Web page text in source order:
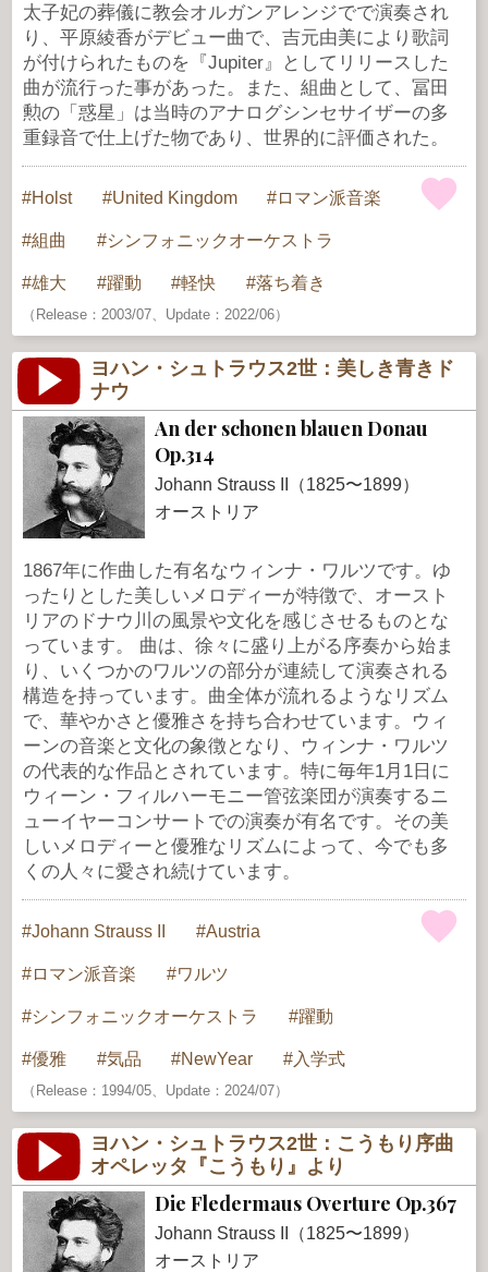
太子妃の葬儀に教会オルガンアレンジでで演奏され
り、平原綾香がデビュー曲で、吉元由美により歌詞
が付けられたものを『Jupiter』としてリリースした
曲が流行った事があった。また、組曲として、冨田
勲の「惑星」は当時のアナログシンセサイザーの多
重録音で仕上げた物であり、世界的に評価された。
Holst United Kingdom ロマン派音楽
組曲 シンフォニックオーケストラ
雄大 躍動 軽快 落ち着き
（Release：2003/07、Update：2022/06）
ヨハン・シュトラウス2世：美しき青きド
ナウ
An der schonen blauen Donau
Op.314
Johann Strauss II（1825〜1899）
オーストリア
1867年に作曲した有名なウィンナ・ワルツです。ゆ
ったりとした美しいメロディーが特徴で、オースト
リアのドナウ川の風景や文化を感じさせるものとな
っています。 曲は、徐々に盛り上がる序奏から始ま
り、いくつかのワルツの部分が連続して演奏される
構造を持っています。曲全体が流れるようなリズム
で、華やかさと優雅さを持ち合わせています。ウィ
ーンの音楽と文化の象徴となり、ウィンナ・ワルツ
の代表的な作品とされています。特に毎年1月1日に
ウィーン・フィルハーモニー管弦楽団が演奏するニ
ューイヤーコンサートでの演奏が有名です。その美
しいメロディーと優雅なリズムによって、今でも多
くの人々に愛され続けています。
Johann Strauss II Austria
ロマン派音楽 ワルツ
シンフォニックオーケストラ 躍動
優雅 気品 NewYear 入学式
（Release：1994/05、Update：2024/07）
ヨハン・シュトラウス2世：こうもり序曲
オペレッタ『こうもり』より
Die Fledermaus Overture Op.367
Johann Strauss II（1825〜1899）
オーストリア